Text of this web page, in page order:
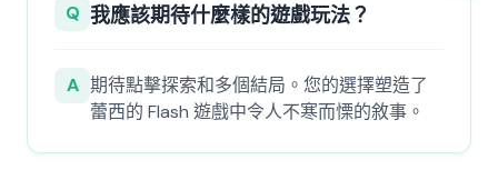
Q 我應該期待什麼樣的遊戲玩法？
A 期待點擊探索和多個結局。您的選擇塑造了
蕾西的 Flash 遊戲中令人不寒而慄的敘事。